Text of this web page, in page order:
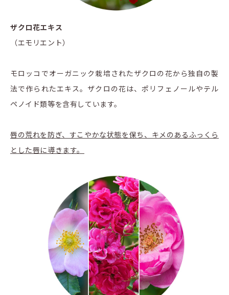
ザクロ花エキス
（エモリエント）
モロッコでオーガニック栽培されたザクロの花から独自の製
法で作られたエキス。ザクロの花は、ポリフェノールやテル
ペノイド類等を含有しています。
唇の荒れを防ぎ、すこやかな状態を保ち、キメのあるふっくら
とした唇に導きます。